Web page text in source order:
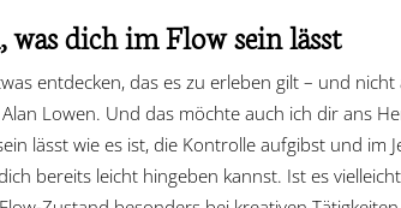
dich im Flow sein lässt
entdecken, das es zu erleben gilt – und
Lowen. Und das möchte auch ich dir ans
lässt wie es ist, die Kontrolle aufgibst und
bereits leicht hingeben kannst. Ist es